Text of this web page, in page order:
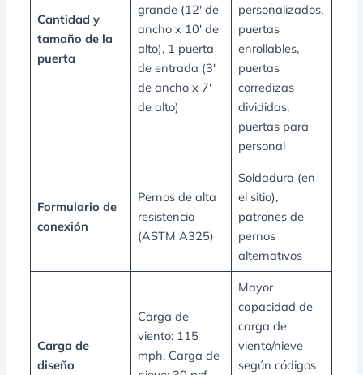
Cantidad y
tamaño de la
puerta
grande (12' de
ancho x 10' de
alto), 1 puerta
de entrada (3'
de ancho x 7'
de alto)
personalizados,
puertas
enrollables,
puertas
corredizas
divididas,
puertas para
personal
Formulario de
conexión
Pernos de alta
resistencia
(ASTM A325)
Soldadura (en
el sitio),
patrones de
pernos
alternativos
Carga de
diseño
Carga de
viento: 115
mph, Carga de
Mayor
capacidad de
carga de
viento/nieve
según códigos